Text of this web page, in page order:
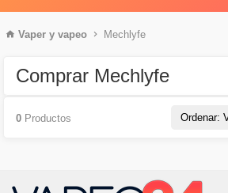
Vaper y vapeo Mechlyfe
Comprar Mechlyfe
Ordenar:
0 Productos